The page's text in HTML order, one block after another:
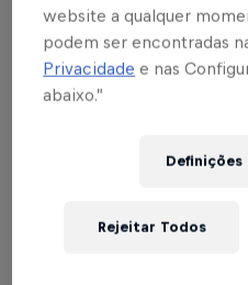
seleções avançam para a
intercontinental.
criada como o torneio
website a qualquer
podem ser encontradas
Privacidade e nas
abaixo.”
Definições
Rejeitar Todos